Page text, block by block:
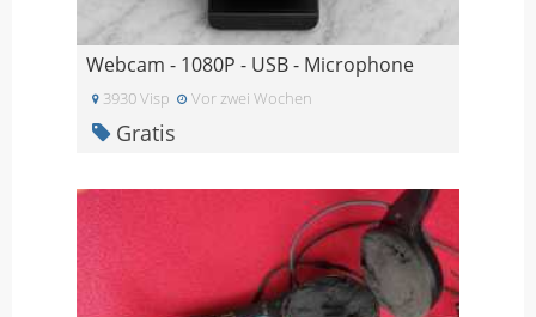
Webcam - 1080P - USB - Microphone
3930 Visp Vor zwei Wochen
Gratis